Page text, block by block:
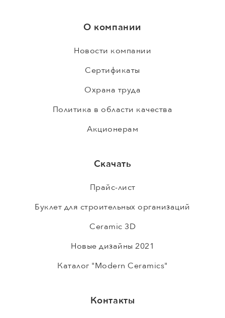
О компании
Новости компании
Сертификаты
Охрана труда
Политика в области качества
Акционерам
Скачать
Прайс-лист
Буклет для строительных организаций
Ceramic 3D
Новые дизайны 2021
Каталог "Modern Ceramics"
Контакты